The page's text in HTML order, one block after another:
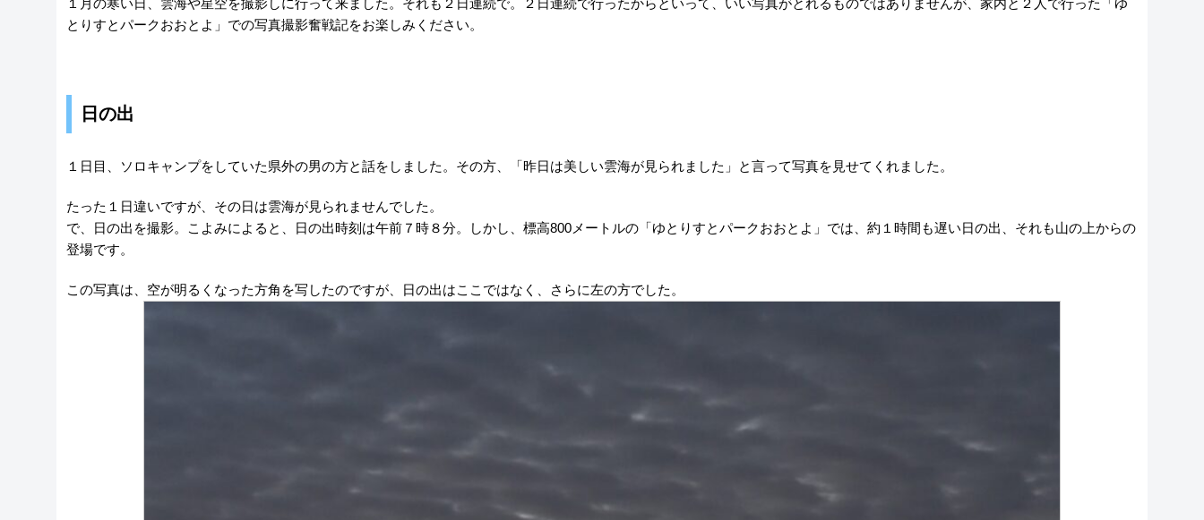
とりすとパークおおとよ」での写真撮影奮戦記をお楽しみください。
日の出
１日目、ソロキャンプをしていた県外の男の方と話をしました。その方、「昨日は美しい雲海が見られました」と言って写真を見せてくれました。
たった１日違いですが、その日は雲海が見られませんでした。
で、日の出を撮影。こよみによると、日の出時刻は午前７時８分。しかし、標高800メートルの「ゆとりすとパークおおとよ」では、約１時間も遅い日の出、それも山の上からの
登場です。
この写真は、空が明るくなった方角を写したのですが、日の出はここではなく、さらに左の方でした。